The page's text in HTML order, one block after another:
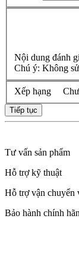
Nội dung đánh
Chú ý: Không
Xếp hạng
Tiếp tục
Tư vấn sản phẩm
Hỗ trợ kỹ thuật
Hỗ trợ vận chuyển
Bảo hành chính